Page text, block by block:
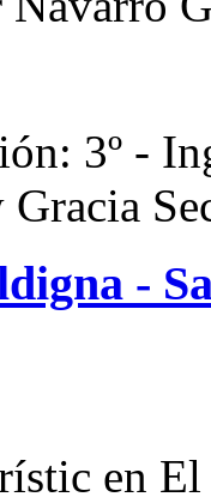
3º -
-
en El